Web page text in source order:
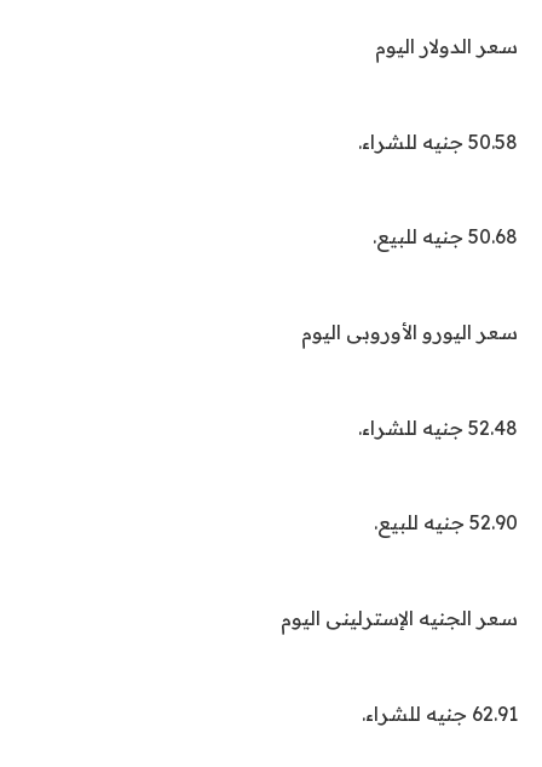
سعر الدولار اليوم
50.58 جنيه للشراء.
50.68 جنيه للبيع.
سعر اليورو الأوروبى اليوم
52.48 جنيه للشراء.
52.90 جنيه للبيع.
سعر الجنيه الإسترلينى اليوم
62.91 جنيه للشراء.